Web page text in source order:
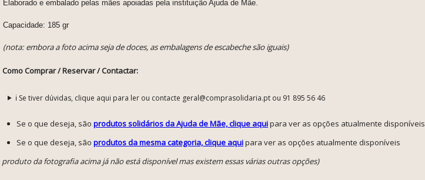
Elaborado e embalado pelas mães apoiadas pela instituição Ajuda de Mãe.
Capacidade: 185 gr
(nota: embora a foto acima seja de doces, as embalagens de escabeche são iguais)
Como Comprar / Reservar / Contactar:
ℹ️ Se tiver dúvidas, clique aqui para ler ou contacte geral@comprasolidaria.pt ou 91 895 56 46
Se o que deseja, são produtos solidários da Ajuda de Mãe, clique aquipara ver as opções atualmente disponíveis
Se o que deseja, são produtos da mesma categoria, clique aquipara ver as opções atualmente disponíveis
produto da fotografia acima já não está disponível mas existem essas várias outras opções)